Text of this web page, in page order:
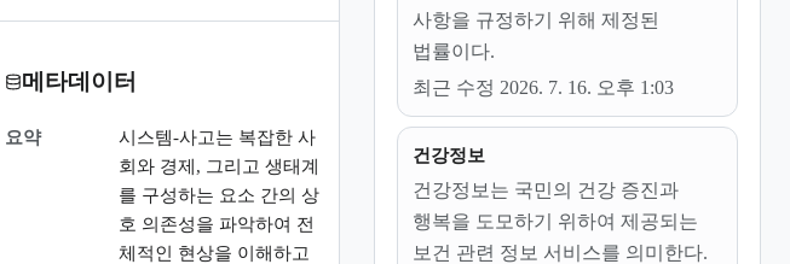
메타데이터
요약
시스템-사고는 복잡한 사
회와 경제, 그리고 생태계
를 구성하는 요소 간의 상
호 의존성을 파악하여 전
체적인 현상을 이해하고
사항을 규정하기 위해 제정된
법률이다.
최근 수정 2026. 7. 16. 오후 1:03
건강정보
건강정보는 국민의 건강 증진과
행복을 도모하기 위하여 제공되는
보건 관련 정보 서비스를 의미한다.